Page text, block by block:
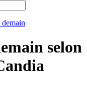
selon